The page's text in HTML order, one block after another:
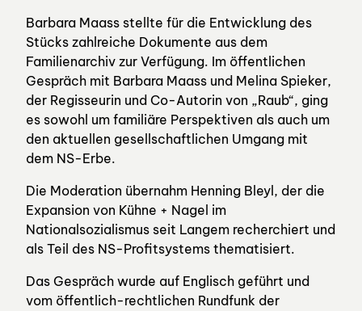
Barbara Maass stellte für die Entwicklung des
Stücks zahlreiche Dokumente aus dem
Familienarchiv zur Verfügung. Im öffentlichen
Gespräch mit Barbara Maass und Melina Spieker,
der Regisseurin und Co-Autorin von „Raub“, ging
es sowohl um familiäre Perspektiven als auch um
den aktuellen gesellschaftlichen Umgang mit
dem NS-Erbe.
Die Moderation übernahm Henning Bleyl, der die
Expansion von Kühne + Nagel im
Nationalsozialismus seit Langem recherchiert und
als Teil des NS-Profitsystems thematisiert.
Das Gespräch wurde auf Englisch geführt und
vom öffentlich-rechtlichen Rundfunk der